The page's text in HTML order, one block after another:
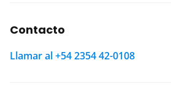
Contacto
Llamar al +54 2354 42-0108